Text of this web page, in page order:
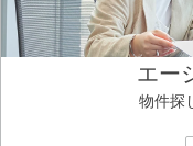
エー
物件探